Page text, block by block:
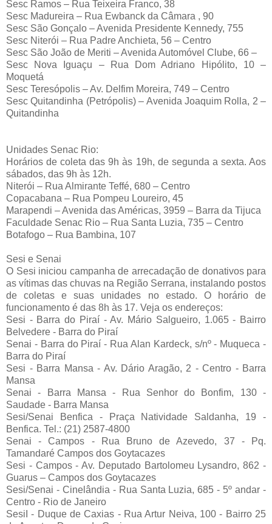
Sesc Ramos – Rua Teixeira Franco, 38
Sesc Madureira – Rua Ewbanck da Câmara , 90
Sesc São Gonçalo – Avenida Presidente Kennedy, 755
Sesc Niterói – Rua Padre Anchieta, 56 – Centro
Sesc São João de Meriti – Avenida Automóvel Clube, 66 –
Sesc Nova Iguaçu – Rua Dom Adriano Hipólito, 10 –
Moquetá
Sesc Teresópolis – Av. Delfim Moreira, 749 – Centro
Sesc Quitandinha (Petrópolis) – Avenida Joaquim Rolla, 2 –
Quitandinha
Unidades Senac Rio:
Horários de coleta das 9h às 19h, de segunda a sexta. Aos
sábados, das 9h às 12h.
Niterói – Rua Almirante Teffé, 680 – Centro
Copacabana – Rua Pompeu Loureiro, 45
Marapendi – Avenida das Américas, 3959 – Barra da Tijuca
Faculdade Senac Rio – Rua Santa Luzia, 735 – Centro
Botafogo – Rua Bambina, 107
Sesi e Senai
O Sesi iniciou campanha de arrecadação de donativos para
as vítimas das chuvas na Região Serrana, instalando postos
de coletas e suas unidades no estado. O horário de
funcionamento é das 8h às 17. Veja os endereços:
Sesi - Barra do Piraí - Av. Mário Salgueiro, 1.065 - Bairro
Belvedere - Barra do Piraí
Senai - Barra do Piraí - Rua Alan Kardeck, s/nº - Muqueca -
Barra do Piraí
Sesi - Barra Mansa - Av. Dário Aragão, 2 - Centro - Barra
Mansa
Senai - Barra Mansa - Rua Senhor do Bonfim, 130 -
Saudade - Barra Mansa
Sesi/Senai Benfica - Praça Natividade Saldanha, 19 -
Benfica. Tel.: (21) 2587-4800
Senai - Campos - Rua Bruno de Azevedo, 37 - Pq.
Tamandaré Campos dos Goytacazes
Sesi - Campos - Av. Deputado Bartolomeu Lysandro, 862 -
Guarus – Campos dos Goytacazes
Sesi/Senai - Cinelândia - Rua Santa Luzia, 685 - 5º andar -
Centro - Rio de Janeiro
SesiI - Duque de Caxias - Rua Artur Neiva, 100 - Bairro 25